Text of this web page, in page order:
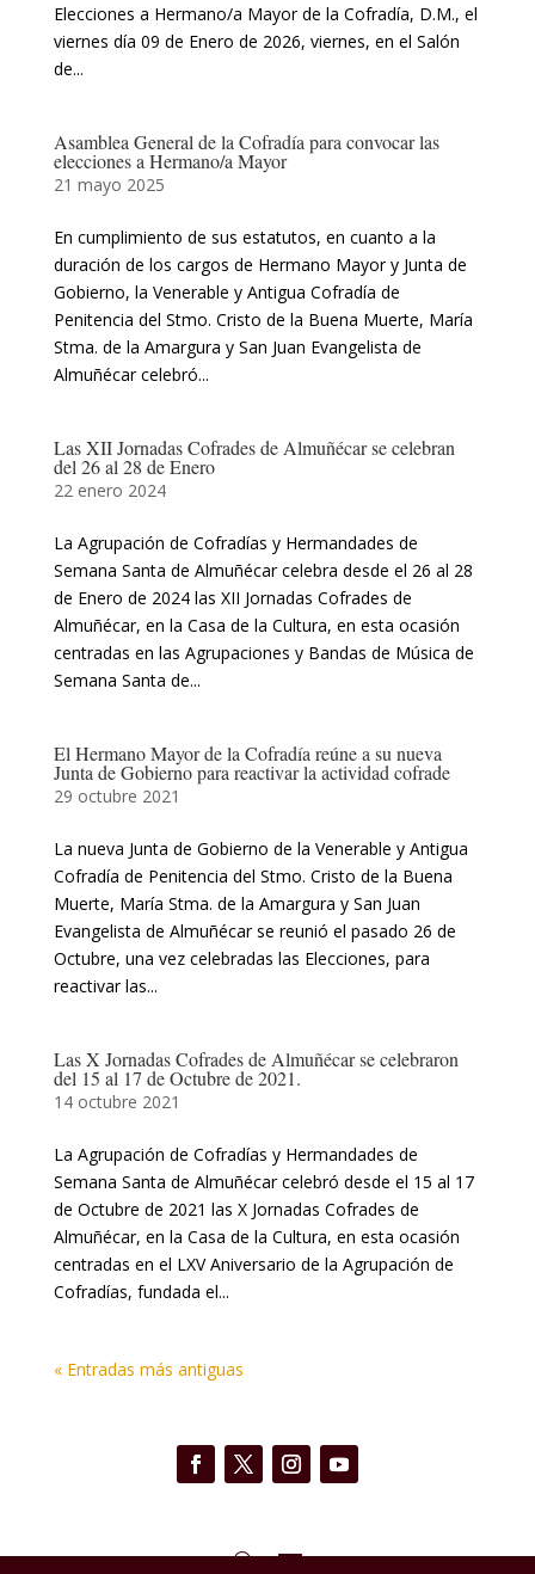
Elecciones a Hermano/a Mayor de la Cofradía, D.M., el
viernes día 09 de Enero de 2026, viernes, en el Salón
de...
Asamblea General de la Cofradía para convocar las
elecciones a Hermano/a Mayor
21 mayo 2025
En cumplimiento de sus estatutos, en cuanto a la
duración de los cargos de Hermano Mayor y Junta de
Gobierno, la Venerable y Antigua Cofradía de
Penitencia del Stmo. Cristo de la Buena Muerte, María
Stma. de la Amargura y San Juan Evangelista de
Almuñécar celebró...
Las XII Jornadas Cofrades de Almuñécar se celebran
del 26 al 28 de Enero
22 enero 2024
La Agrupación de Cofradías y Hermandades de
Semana Santa de Almuñécar celebra desde el 26 al 28
de Enero de 2024 las XII Jornadas Cofrades de
Almuñécar, en la Casa de la Cultura, en esta ocasión
centradas en las Agrupaciones y Bandas de Música de
Semana Santa de...
El Hermano Mayor de la Cofradía reúne a su nueva
Junta de Gobierno para reactivar la actividad cofrade
29 octubre 2021
La nueva Junta de Gobierno de la Venerable y Antigua
Cofradía de Penitencia del Stmo. Cristo de la Buena
Muerte, María Stma. de la Amargura y San Juan
Evangelista de Almuñécar se reunió el pasado 26 de
Octubre, una vez celebradas las Elecciones, para
reactivar las...
Las X Jornadas Cofrades de Almuñécar se celebraron
del 15 al 17 de Octubre de 2021.
14 octubre 2021
La Agrupación de Cofradías y Hermandades de
Semana Santa de Almuñécar celebró desde el 15 al 17
de Octubre de 2021 las X Jornadas Cofrades de
Almuñécar, en la Casa de la Cultura, en esta ocasión
centradas en el LXV Aniversario de la Agrupación de
Cofradías, fundada el...
« Entradas más antiguas